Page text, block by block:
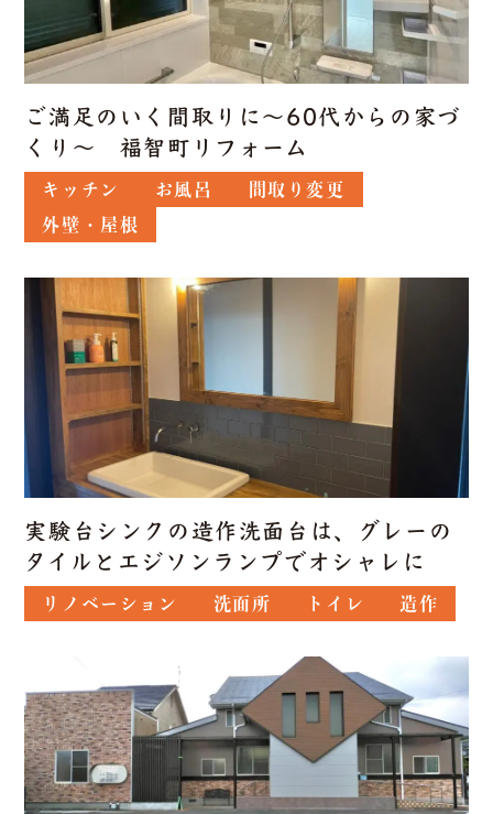
ご満足のいく間取りに～60代からの家づ
くり～ 福智町リフォーム
キッチン お風呂
間取り変更
外壁・屋根
実験台シンクの造作洗面台は、グレーの
タイルとエジソンランプでオシャレに
リノベーション 洗面所 トイレ 造作